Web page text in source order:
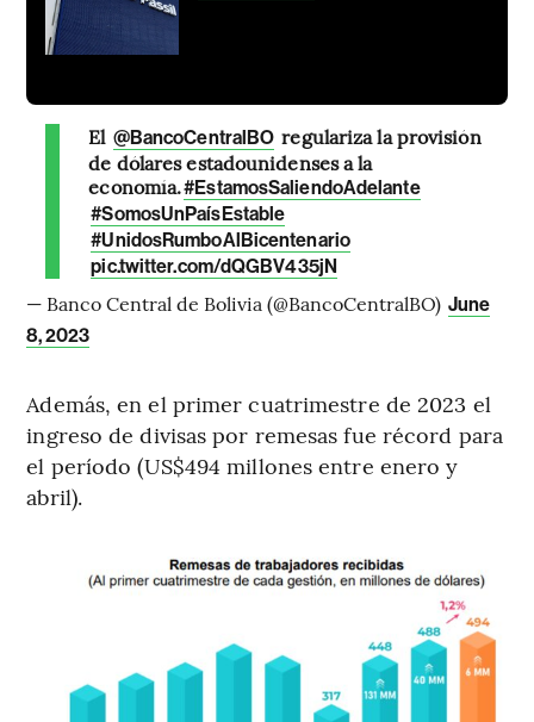
El @BancoCentralBO regulariza la provisión
de dólares estadounidenses a la
economía.#EstamosSaliendoAdelante
#SomosUnPaísEstable
#UnidosRumboAlBicentenario
pic.twitter.com/dQGBV435jN
— Banco Central de Bolivia (@BancoCentralBO) June
8, 2023
Además, en el primer cuatrimestre de 2023 el
ingreso de divisas por remesas fue récord para
el período (US$494 millones entre enero y
abril).